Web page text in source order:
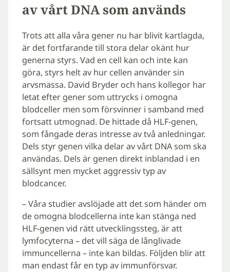
av vårt DNA som används
Trots att alla våra gener nu har blivit kartlagda,
är det fortfarande till stora delar okänt hur
generna styrs. Vad en cell kan och inte kan
göra, styrs helt av hur cellen använder sin
arvsmassa. David Bryder och hans kollegor har
letat efter gener som uttrycks i omogna
blodceller men som försvinner i samband med
fortsatt utmognad. De hittade då HLF-genen,
som fångade deras intresse av två anledningar.
Dels styr genen vilka delar av vårt DNA som ska
användas. Dels är genen direkt inblandad i en
sällsynt men mycket aggressiv typ av
blodcancer.
– Våra studier avslöjade att det som händer om
de omogna blodcellerna inte kan stänga ned
HLF-genen vid rätt utvecklingssteg, är att
lymfocyterna – det vill säga de långlivade
immuncellerna – inte kan bildas. Följden blir att
man endast får en typ av immunförsvar.